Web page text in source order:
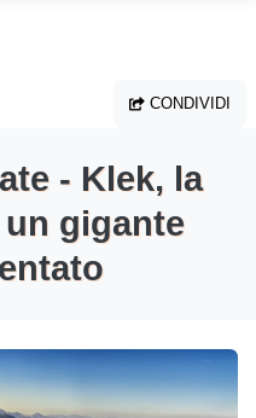
CONDIVIDI
- Klek, la
gigante